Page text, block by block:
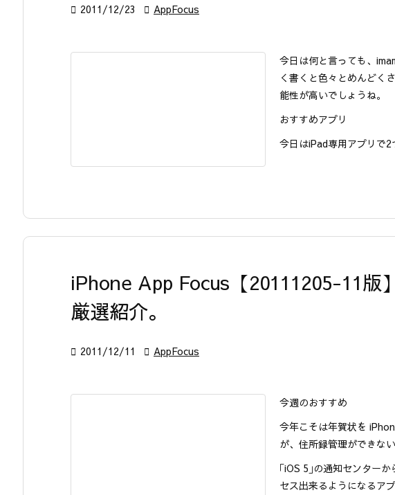
 2011/12/23  AppFocus
今日は何と言っても、
く書くと色々とめんどく
能性が高いでしょうね。
おすすめアプリ
今日はiPad専用アプリで
iPhone App Focus【20111205-11版
厳選紹介。
 2011/12/11  AppFocus
今週のおすすめ
今年こそは年賀状を
が、住所録管理ができな
｢iOS 5｣の通知センター
セス出来るようになるア